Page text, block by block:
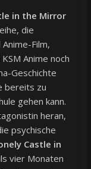
in the Mirror
die
Film,
Anime noch
Geschichte
bereits zu
gehen kann.
heran,
psychische
Castle in
vier Monaten